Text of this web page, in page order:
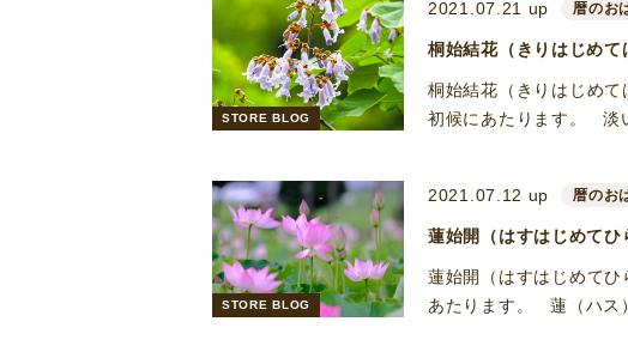
STORE BLOG
2021.07.21 up 暦のお
桐始結花（きりはじめて
桐始結花（きりはじめ
初候にあたります。 淡
STORE BLOG
2021.07.12 up 暦のお
蓮始開（はすはじめてひ
蓮始開（はすはじめて
あたります。 蓮（ハス